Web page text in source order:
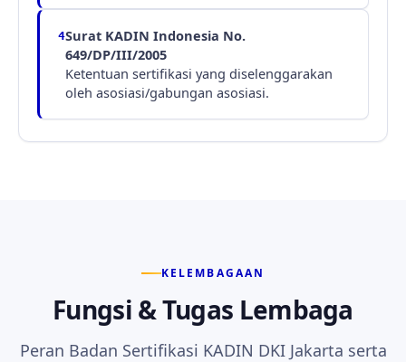
4Surat KADIN Indonesia No.
649/DP/III/2005
Ketentuan sertifikasi yang diselenggarakan
oleh asosiasi/gabungan asosiasi.
KELEMBAGAAN
Fungsi & Tugas Lembaga
Peran Badan Sertifikasi KADIN DKI Jakarta serta